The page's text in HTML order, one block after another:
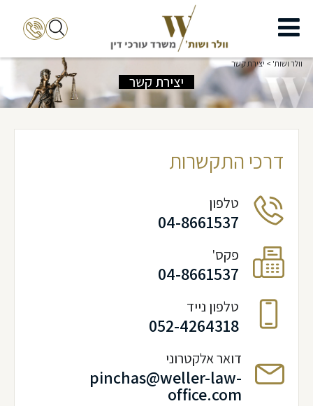
יצירת קשר
וולר ושות' > יצירת קשר
דרכי התקשרות
טלפון
04-8661537
פקס'
04-8661537
טלפון נייד
052-4264318
דואר אלקטרוני
pinchas@weller-law-
office.com